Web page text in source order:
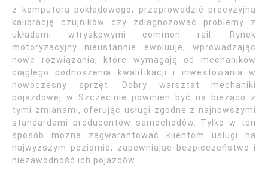
z komputera pokładowego, przeprowadzić precyzyjną
kalibrację czujników czy zdiagnozować problemy z
układami wtryskowymi common rail. Rynek
motoryzacyjny nieustannie ewoluuje, wprowadzając
nowe rozwiązania, które wymagają od mechaników
ciągłego podnoszenia kwalifikacji i inwestowania w
nowoczesny sprzęt. Dobry warsztat mechaniki
pojazdowej w Szczecinie powinien być na bieżąco z
tymi zmianami, oferując usługi zgodne z najnowszymi
standardami producentów samochodów. Tylko w ten
sposób można zagwarantować klientom usługi na
najwyższym poziomie, zapewniając bezpieczeństwo i
niezawodność ich pojazdów.